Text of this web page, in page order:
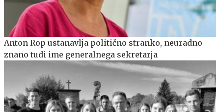
Anton Rop ustanavlja politično stranko, neuradno
znano tudi ime generalnega sekretarja